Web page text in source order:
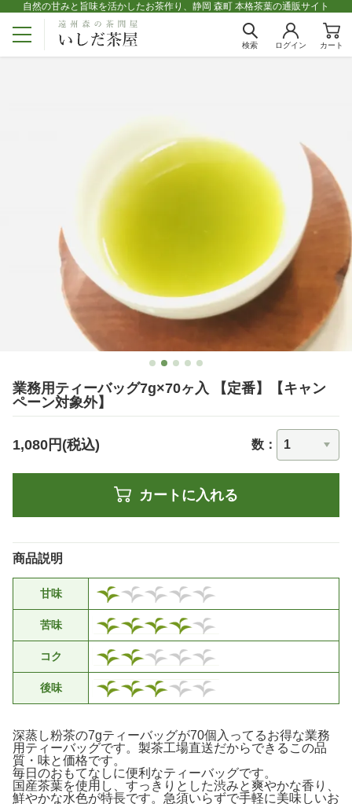
自然の甘みと旨味を活かしたお茶作り、静岡 森町 本格茶葉の通販サイト
検索 ログイン カート
業務用ティーバッグ7g×70ヶ入 【定番】【キャン
ペーン対象外】
1,080円(税込) 数：
カートに入れる
商品説明
甘味
苦味
コク
後味
深蒸し粉茶の7gティーバッグが70個入ってるお得な業務
用ティーバッグです。製茶工場直送だからできるこの品
質・味と価格です。
毎日のおもてなしに便利なティーバッグです。
国産茶葉を使用し、すっきりとした渋みと爽やかな香り、
鮮やかな水色が特長です。急須いらずで手軽に美味しいお